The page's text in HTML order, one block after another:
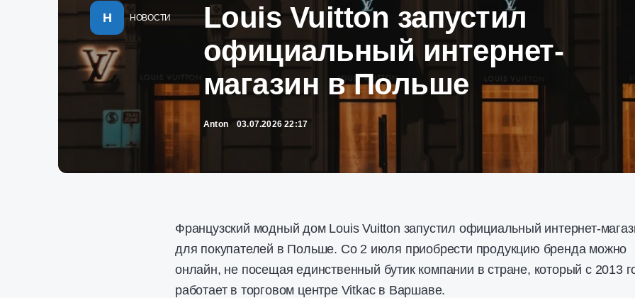
Н НОВОСТИ
Louis Vuitton запустил
официальный интернет-
магазин в Польше
Anton 03.07.2026 22:17
Французский модный дом Louis Vuitton запустил официальный интернет-
для покупателей в Польше. Со 2 июля приобрести продукцию бренда можно
онлайн, не посещая единственный бутик компании в стране, который с 2013
работает в торговом центре Vitkac в Варшаве.